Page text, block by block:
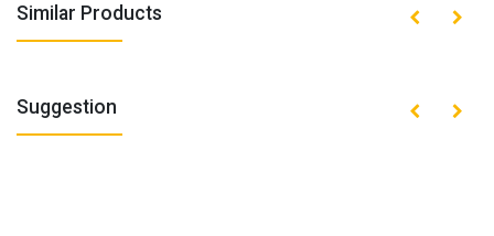
Similar Products
Suggestion